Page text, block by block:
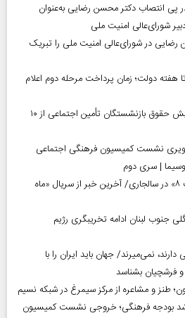
پی انتصاب دکتر محسن رضایی به‌عنوان
شورای‌عالی امنیت ملی
در شورای‌عالی امنیت ملی را تبریک
واریز سود سهام عدالت ۱۴۰۴ تا هفته دولت؛ زمان پرداخت مرحله دوم اعلام
احتمال پرداخت معوقات افزایش حقوق بازنشستگان تأمین اجتماعی از ۱۰
نشست کمیسیون فرهنگی اجتماعی
| سری دوم
آغاز نگارش فیلمنامه «پایتخت ۸» در سالجاری/ آخرین خبر از سریال «ماه
جنوب لبنان ادامه تخریبگری رژیم
نمی‌میرند/ جهان باید ایران را با
فرشچیان بشناسد
طنز و مشاعره از مرکز سیمرغ در شبکه نسیم
رشد بودجه فرهنگی؛ خروجی نشست کمیسیون